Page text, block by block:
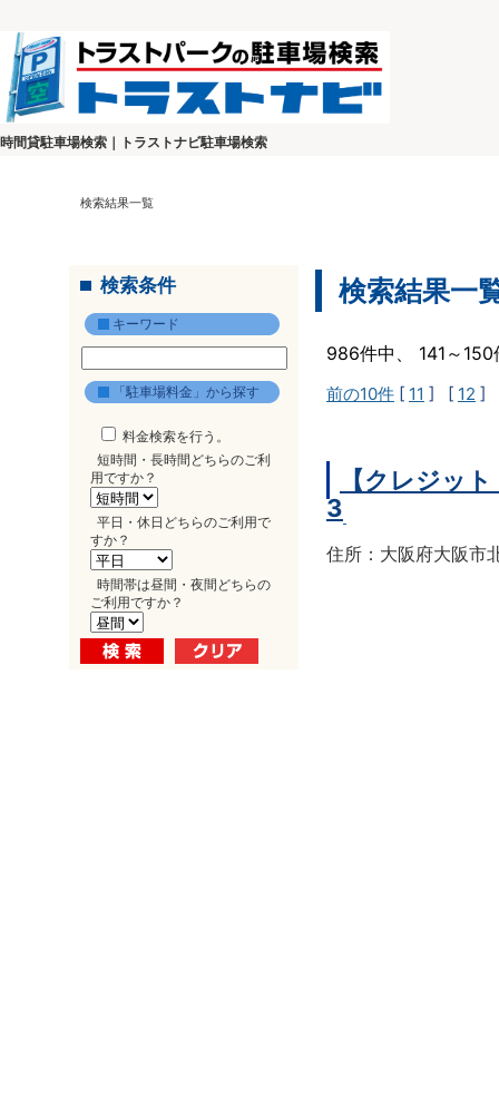
時間貸駐車場検索｜トラストナビ駐車場検索
検索結果一覧
検索条件
キーワード
「駐車場料金」から探す
料金検索を行う。
短時間・長時間どちらのご利
用ですか？
平日・休日どちらのご利用で
すか？
時間帯は昼間・夜間どちらの
ご利用ですか？
検索結果一
986件中、 141～
前の10件 [ 11 ] [ 12 ]
【クレジッ
3
住所：大阪府大阪市